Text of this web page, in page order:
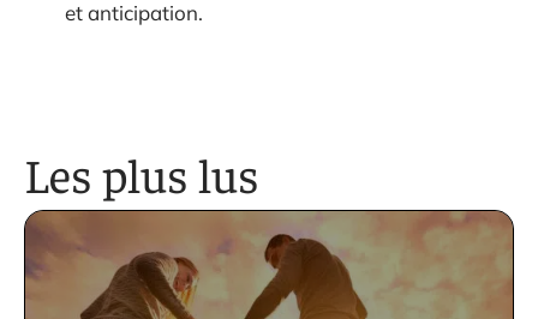
et anticipation.
Les plus lus